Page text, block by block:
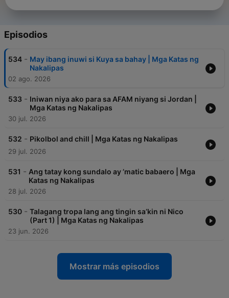
Episodios
534 - May ibang inuwi si Kuya sa bahay | Mga Katas ng
Nakalipas
02 ago. 2026
533 - Iniwan niya ako para sa AFAM niyang si Jordan |
Mga Katas ng Nakalipas
30 jul. 2026
532 - Pikolbol and chill | Mga Katas ng Nakalipas
29 jul. 2026
531 - Ang tatay kong sundalo ay ’matic babaero | Mga
Katas ng Nakalipas
28 jul. 2026
530 - Talagang tropa lang ang tingin sa’kin ni Nico
(Part 1) | Mga Katas ng Nakalipas
23 jun. 2026
Mostrar más episodios